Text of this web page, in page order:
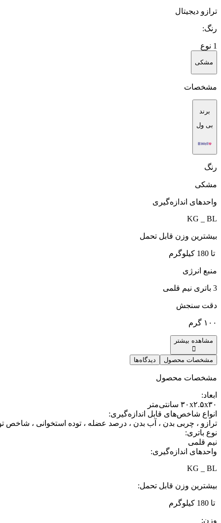
ترازو دیجیتال
رنگ:
1 نوع
مشکی
مشخصات
برند
بی ول
رنگ
مشکی
واحدهای اندازه‌گیری
KG _ BL
بیشترین وزن قابل تحمل
تا 180 کیلوگرم
منبع انرژی
3 باتری نیم قلمی
دقت سنجش
۱۰۰ گرم
مشاهده بیشتر
مشخصات محصول دیدگاه‌ها
مشخصات محصول
ابعاد:
۳۰x۲.۵x۳۰ سانتی‌متر
انواع شاخص‌های قابل اندازه‌گیری:
ترازو ، چربی بدن ، آب بدن ، درصد عضله ، توده استخوانی ، شاخص
نوع باتری:
نیم قلمی
واحدهای اندازه‌گیری:
KG _ BL
بیشترین وزن قابل تحمل:
تا 180 کیلوگرم
وزن: